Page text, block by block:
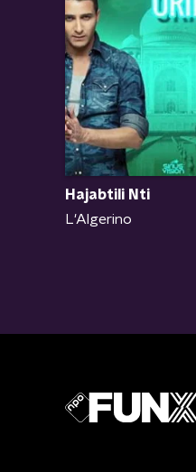
Hajabtili Nti
L'Algerino